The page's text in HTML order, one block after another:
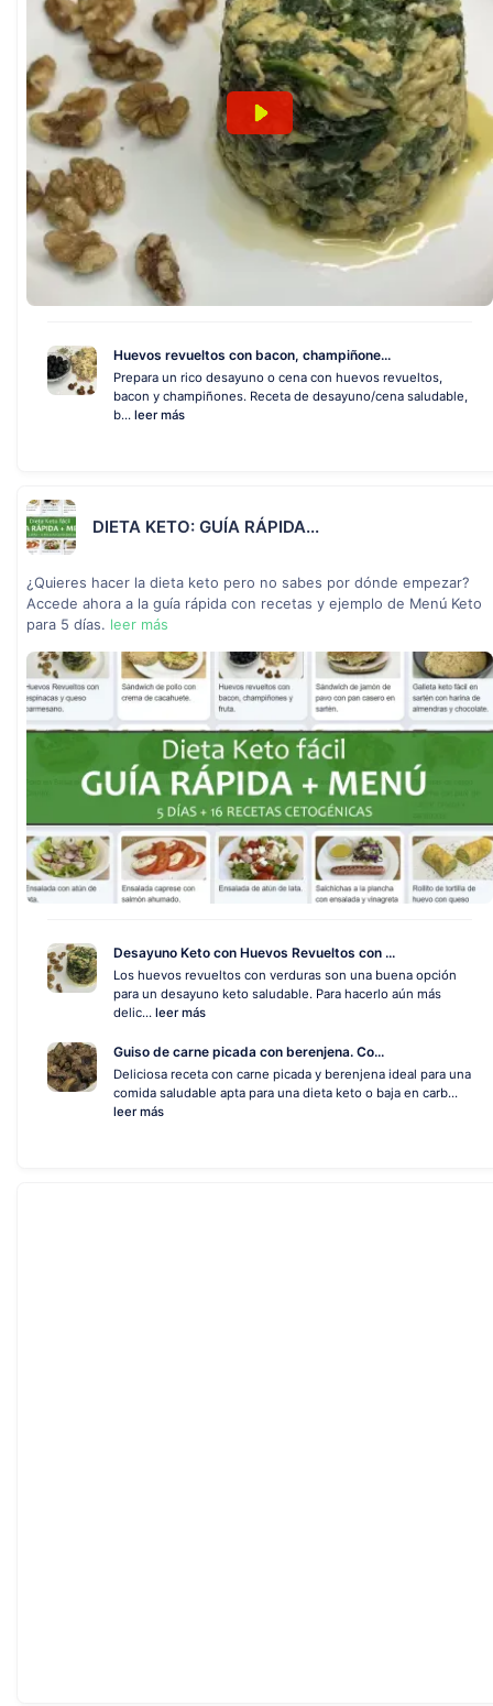
Huevos revueltos con bacon, champiñone...
Prepara un rico desayuno o cena con huevos revueltos,
bacon y champiñones. Receta de desayuno/cena saludable,
b... leer más
DIETA KETO: GUÍA RÁPIDA...
¿Quieres hacer la dieta keto pero no sabes por dónde empezar?
Accede ahora a la guía rápida con recetas y ejemplo de Menú Keto
para 5 días. leer más
Desayuno Keto con Huevos Revueltos con ...
Los huevos revueltos con verduras son una buena opción
para un desayuno keto saludable. Para hacerlo aún más
delic... leer más
Guiso de carne picada con berenjena. Co...
Deliciosa receta con carne picada y berenjena ideal para una
comida saludable apta para una dieta keto o baja en carb...
leer más